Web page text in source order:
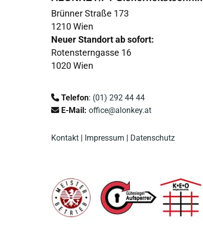
Brünner Straße 173
1210 Wien
Neuer Standort ab sofort:
Rotensterngasse 16
1020 Wien
 Telefon: (01) 292 44 44
 E-Mail: office@alonkey.at
Kontakt Impressum Datenschutz